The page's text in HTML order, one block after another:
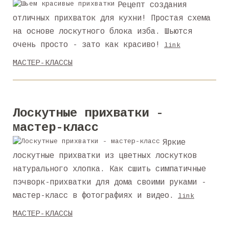
Рецепт создания
отличных прихваток для кухни! Простая схема
на основе лоскутного блока изба. Шьются
очень просто - зато как красиво!
link
МАСТЕР-КЛАССЫ
Лоскутные прихватки -
мастер-класс
Яркие
лоскутные прихватки из цветных лоскутков
натурального хлопка. Как сшить симпатичные
пэчворк-прихватки для дома своими руками -
мастер-класс в фотографиях и видео.
link
МАСТЕР-КЛАССЫ